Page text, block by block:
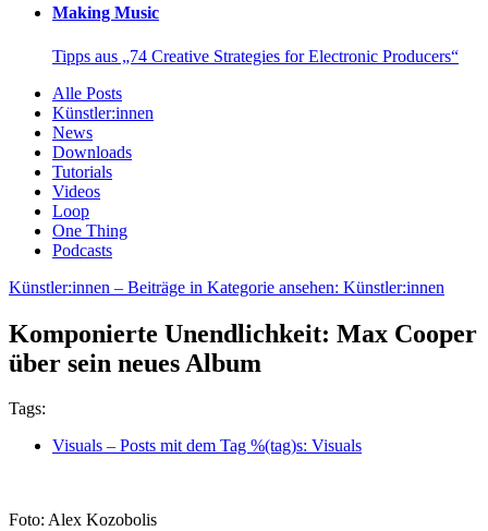
Making Music
Tipps aus „74 Creative Strategies for Electronic Producers“
Alle Posts
Künstler:innen
News
Downloads
Tutorials
Videos
Loop
One Thing
Podcasts
Künstler:innen – Beiträge in Kategorie ansehen: Künstler:innen
Komponierte Unendlichkeit: Max Cooper
über sein neues Album
Tags:
Visuals – Posts mit dem Tag %(tag)s: Visuals
Foto: Alex Kozobolis